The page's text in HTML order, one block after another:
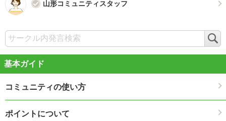
山形コミュニティスタッフ
索
基本ガイド
コミュニティの使い方
ポイントについて